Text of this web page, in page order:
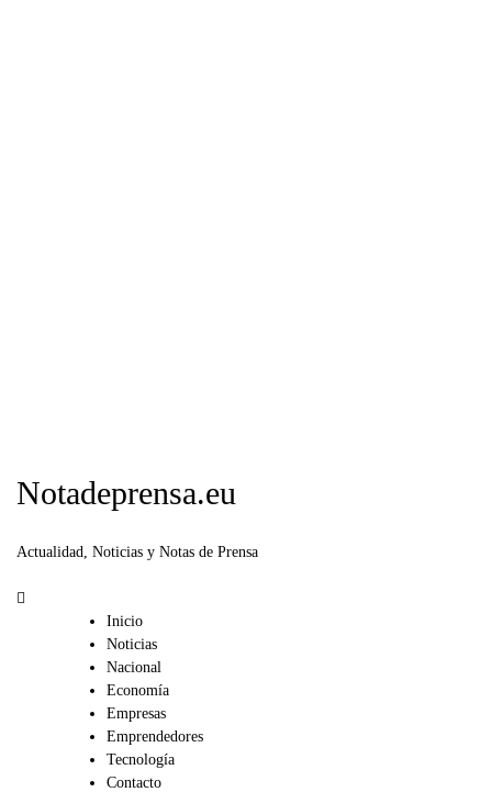
Notadeprensa.eu
Actualidad, Noticias y Notas de Prensa
Inicio
Noticias
Nacional
Economía
Empresas
Emprendedores
Tecnología
Contacto